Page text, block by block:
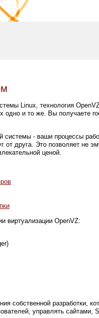
Linux, технология
и то же. Вы получаете
системы - ваши процессы
от друга. Это позволяет не
ценой.
виртуализации OpenVZ:
собственной разработки,
управлять сайтами,